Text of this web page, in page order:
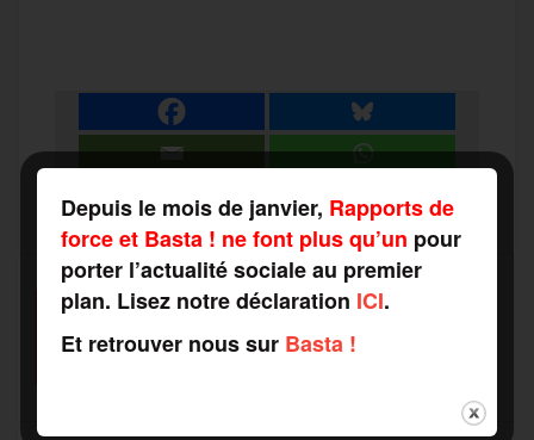
o e
s
t
a
g
SOUTENEZ-NOUS
FAITES UN DON
Depuis le mois de janvier, Rapports de
force et Basta ! ne font plus qu’un pour
porter l’actualité sociale au premier
plan. Lisez notre déclaration ICI.
Et retrouver nous sur Basta !